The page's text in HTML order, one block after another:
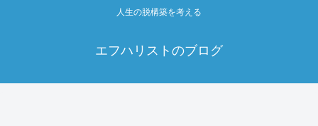
人生の脱構築を考える
エフハリストのブログ